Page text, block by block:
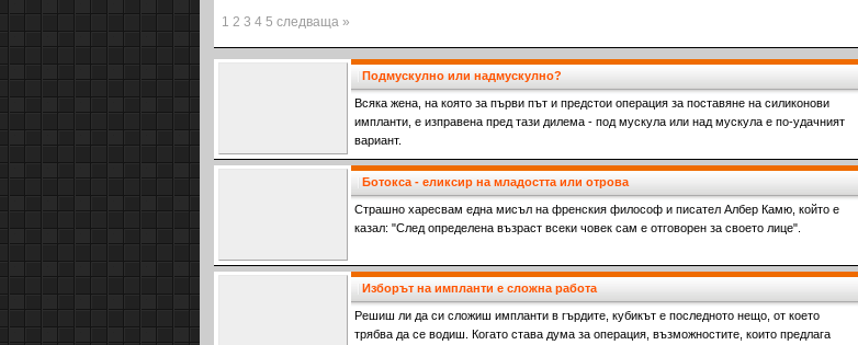
1 2 3 4 5 следваща »
Подмускулно или надмускулно?
Всяка жена, на която за първи път и предстои операция за поставяне на силиконови
импланти, е изправена пред тази дилема - под мускула или над мускула е по-удачният
вариант.
Ботокса - еликсир на младостта или отрова
Страшно харесвам една мисъл на френския философ и писател Албер Камю, който е
казал: "След определена възраст всеки човек сам е отговорен за своето лице".
Изборът на импланти е сложна работа
Решиш ли да си сложиш импланти в гърдите, кубикът е последното нещо, от което
трябва да се водиш. Когато става дума за операция, възможностите, които предлага